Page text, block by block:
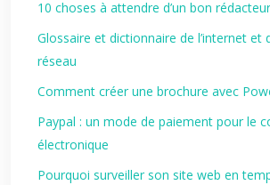
10 choses à attendre d’un bon
Glossaire et dictionnaire de l’internet et
réseau
Comment créer une brochure avec
Paypal : un mode de paiement pour le
électronique
Pourquoi surveiller son site web en